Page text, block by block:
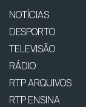
NOTÍCIAS
DESPORTO
TELEVISÃO
RÁDIO
RTP ARQUIVOS
RTP ENSINA